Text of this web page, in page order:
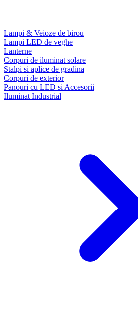
Lampi & Veioze de birou
Lampi LED de veghe
Lanterne
Corpuri de iluminat solare
Stalpi si aplice de gradina
Corpuri de exterior
Panouri cu LED si Accesorii
Iluminat Industrial